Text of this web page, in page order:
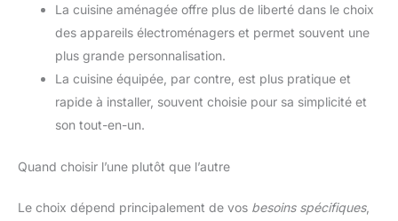
La cuisine aménagée offre plus de liberté dans le choix
des appareils électroménagers et permet souvent une
plus grande personnalisation.
La cuisine équipée, par contre, est plus pratique et
rapide à installer, souvent choisie pour sa simplicité et
son tout-en-un.
Quand choisir l’une plutôt que l’autre
Le choix dépend principalement de vos besoins spécifiques,